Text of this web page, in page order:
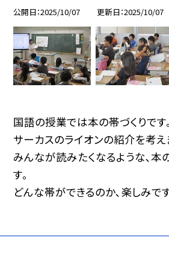
公開日 2025/10/07 更新日 2025/10/07
国語の授業では本の帯づくりです。
サーカスのライオンの紹介を考え
みんなが読みたくなるような､本
す。
どんな帯ができるのか､楽しみで